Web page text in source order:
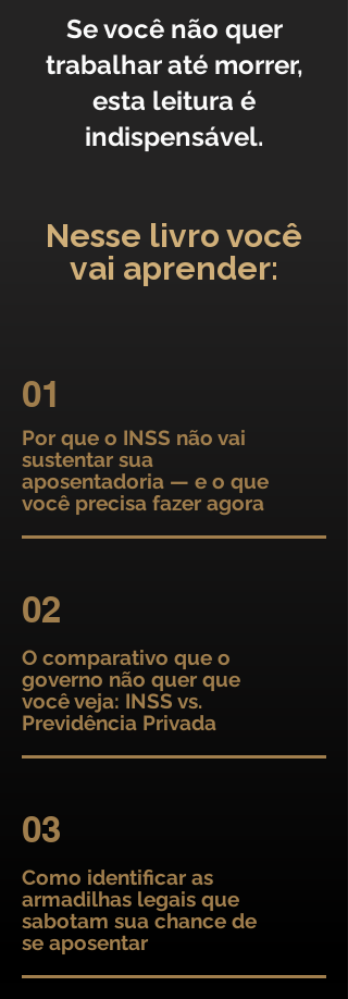
Se você não quer
trabalhar até morrer,
esta leitura é
indispensável.
Nesse livro você
vai aprender:
01
Por que o INSS não vai
sustentar sua
aposentadoria — e o que
você precisa fazer agora
02
O comparativo que o
governo não quer que
você veja: INSS vs.
Previdência Privada
03
Como identificar as
armadilhas legais que
sabotam sua chance de
se aposentar